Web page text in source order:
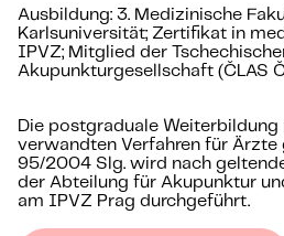
Ausbildung: 3. Medizinische
Karlsuniversität; Zertifikat in
IPVZ; Mitglied der
Akupunkturgesellschaft (ČLAS
Die postgraduale Weiterbildung
verwandten Verfahren für Ärzte
95/2004 Slg. wird nach
der Abteilung für Akupunktur
am IPVZ Prag durchgeführt.